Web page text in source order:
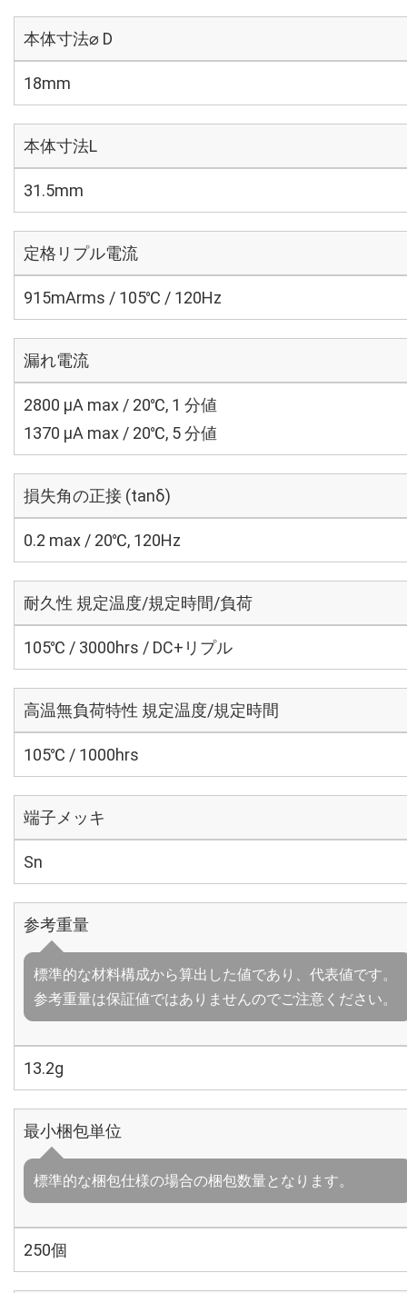
本体寸法⌀ D
18mm
本体寸法L
31.5mm
定格リプル電流
915mArms / 105℃ / 120Hz
漏れ電流
2800 μA max / 20℃, 1 分値
1370 μA max / 20℃, 5 分値
損失角の正接 (tanδ)
0.2 max / 20℃, 120Hz
耐久性 規定温度/規定時間/負荷
105℃ / 3000hrs / DC+リプル
高温無負荷特性 規定温度/規定時間
105℃ / 1000hrs
端子メッキ
Sn
参考重量
標準的な材料構成から算出した値であり、代表値です。
参考重量は保証値ではありませんのでご注意ください。
13.2g
最小梱包単位
標準的な梱包仕様の場合の梱包数量となります。
250個